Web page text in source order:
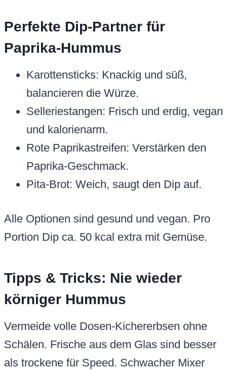
Perfekte Dip-Partner für
Paprika-Hummus
Karottensticks: Knackig und süß,
balancieren die Würze.
Selleriestangen: Frisch und erdig, vegan
und kalorienarm.
Rote Paprikastreifen: Verstärken den
Paprika-Geschmack.
Pita-Brot: Weich, saugt den Dip auf.
Alle Optionen sind gesund und vegan. Pro
Portion Dip ca. 50 kcal extra mit Gemüse.
Tipps & Tricks: Nie wieder
körniger Hummus
Vermeide volle Dosen-Kichererbsen ohne
Schälen. Frische aus dem Glas sind besser
als trockene für Speed. Schwacher Mixer